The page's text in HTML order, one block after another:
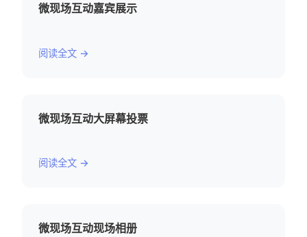
微现场互动嘉宾展示
阅读全文 →
微现场互动大屏幕投票
阅读全文 →
微现场互动现场相册